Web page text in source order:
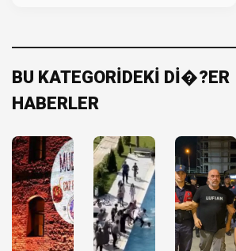
BU KATEGORİDEKİ Dİ�?ER
HABERLER